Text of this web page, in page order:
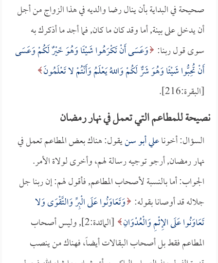
صحيحة في البداية بأن ينال رضا والديه في هذا الزواج من أجل
أن يدخل على بينة, أما وقد كان ما كان, فما أجد ما أذكرك به
سوى قول ربنا: وَعَسَى أَنْ تَكْرَهُوا شَيْئًا وَهُوَ خَيْرٌ لَكُمْ وَعَسَى
أَنْ تُحِبُّوا شَيْئًا وَهُوَ شَرٌّ لَكُمْ وَاللهُ يَعْلَمُ وَأَنْتُمْ لا تَعْلَمُونَ
[البقرة:216].
نصيحة للمطاعم التي تعمل في نهار رمضان
السؤال: أخوناعلي أبو سنيقول: هناك بعض المطاعم تعمل في
نهار رمضان, أرجو توجيه رسالة لهم، وأخرى لولاة الأمر.
الجواب: أما بالنسبة لأصحاب المطاعم, فأقول لهم: إن ربنا جل
جلاله قد أوصانا بقوله: وَتَعَاوَنُوا عَلَى الْبِرِّ وَالتَّقْوَى وَلا
تَعَاوَنُوا عَلَى الإِثْمِ وَالْعُدْوَانِ
[المائدة:2], وليس أصحاب
المطاعم فقط بل أصحاب البقالات أيضاً، فهناك من ينصب